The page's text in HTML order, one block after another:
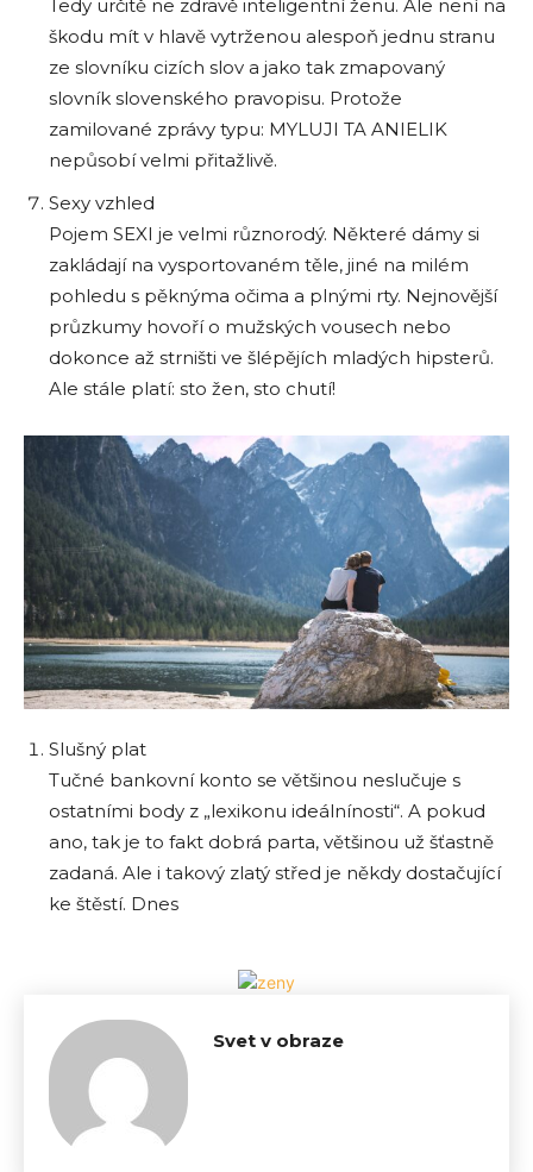
Tedy určitě ne zdravě inteligentní ženu. Ale není na
škodu mít v hlavě vytrženou alespoň jednu stranu
ze slovníku cizích slov a jako tak zmapovaný
slovník slovenského pravopisu. Protože
zamilované zprávy typu: MYLUJI TA ANIELIK
nepůsobí velmi přitažlivě.
Sexy vzhled
Pojem SEXI je velmi různorodý. Některé dámy si
zakládají na vysportovaném těle, jiné na milém
pohledu s pěknýma očima a plnými rty. Nejnovější
průzkumy hovoří o mužských vousech nebo
dokonce až strništi ve šlépějích mladých hipsterů.
Ale stále platí: sto žen, sto chutí!
Slušný plat
Tučné bankovní konto se většinou neslučuje s
ostatními body z „lexikonu ideálnínosti“. A pokud
ano, tak je to fakt dobrá parta, většinou už šťastně
zadaná. Ale i takový zlatý střed je někdy dostačující
ke štěstí. Dnes
Svet v obraze